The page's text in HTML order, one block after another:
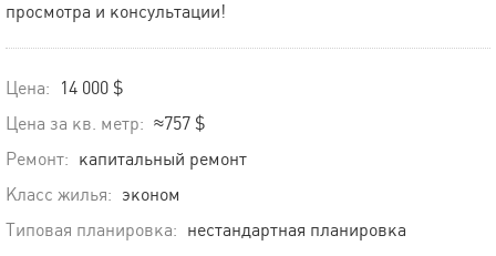
просмотра и консультации!
Цена:
14 000 $
Цена за кв. метр: ≈757 $
Ремонт: капитальный ремонт
Класс жилья: эконом
Типовая планировка: нестандартная планировка